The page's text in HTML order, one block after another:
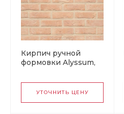
Кирпич ручной
формовки Alyssum,
Бельгия
УТОЧНИТЬ ЦЕНУ